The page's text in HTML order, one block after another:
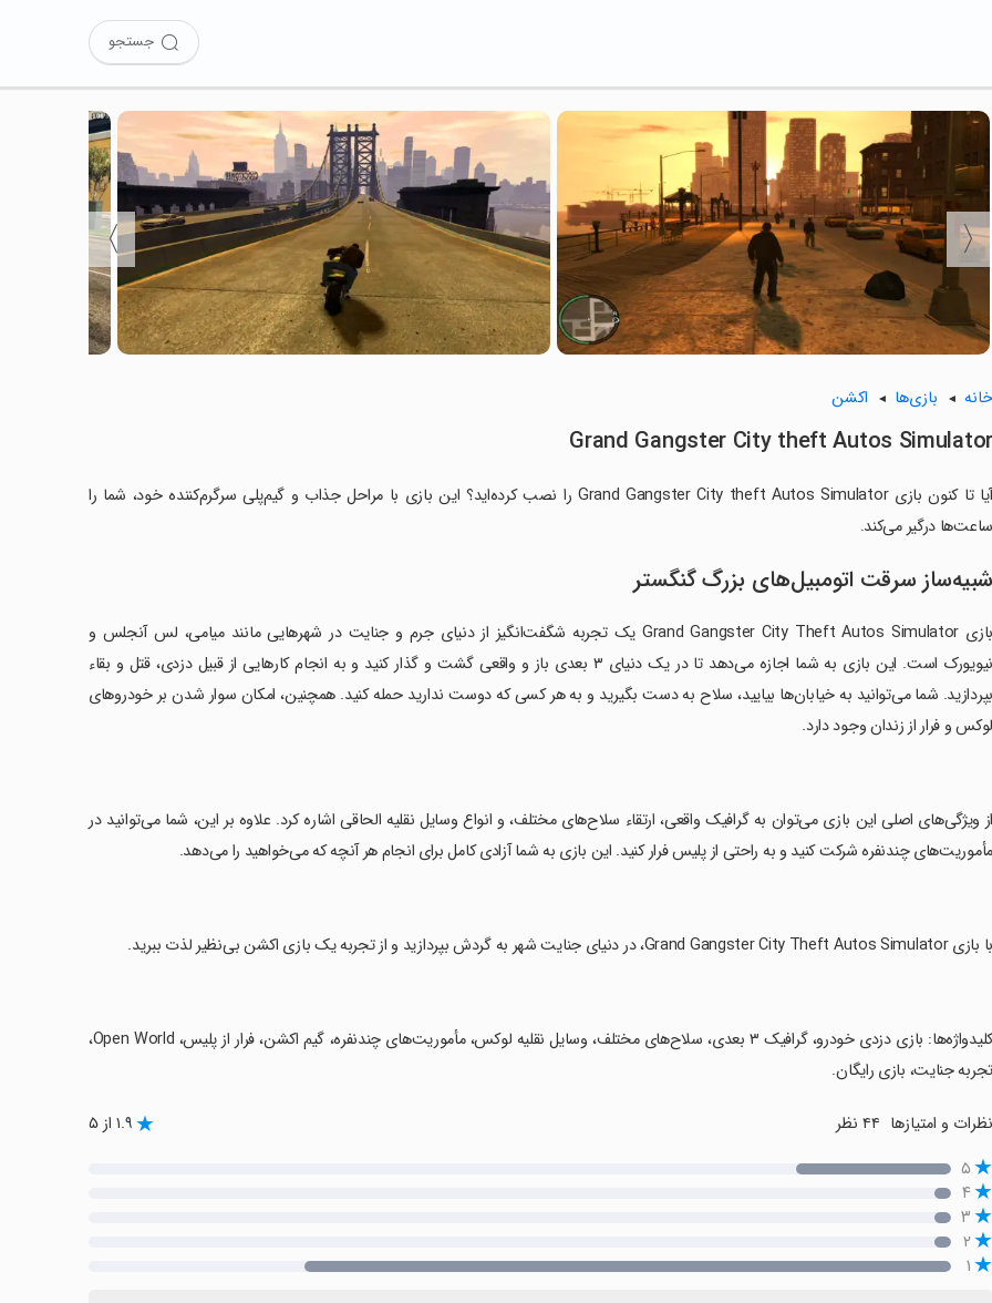
جستجو
〈
〉
خانه بازی‌ها اکشن
Grand Gangster City theft Autos Simulator
آیا تا کنون بازی Grand Gangster City theft Autos Simulator را نصب کرده‌اید؟ این بازی با مراحل جذاب و گیم‌پلی سرگرم‌کننده خود، شما را
ساعت‌ها درگیر می‌کند.
شبیه‌ساز سرقت اتومبیل‌های بزرگ گنگستر
بازی Grand Gangster City Theft Autos Simulator یک تجربه شگفت‌انگیز از دنیای جرم و جنایت در شهرهایی مانند میامی، لس آنجلس و
نیویورک است. این بازی به شما اجازه می‌دهد تا در یک دنیای ۳ بعدی باز و واقعی گشت و گذار کنید و به انجام کارهایی از قبیل دزدی، قتل و بقاء
بپردازید. شما می‌توانید به خیابان‌ها بیایید، سلاح به دست بگیرید و به هر کسی که دوست ندارید حمله کنید. همچنین، امکان سوار شدن بر خودروهای
لوکس و فرار از زندان وجود دارد.
‏از ویژگی‌های اصلی این بازی می‌توان به گرافیک واقعی، ارتقاء سلاح‌های مختلف، و انواع وسایل نقلیه الحاقی اشاره کرد. علاوه بر این، شما می‌توانید در
مأموریت‌های چندنفره شرکت کنید و به راحتی از پلیس فرار کنید. این بازی به شما آزادی کامل برای انجام هر آنچه که می‌خواهید را می‌دهد.
‏با بازی Grand Gangster City Theft Autos Simulator، در دنیای جنایت شهر به گردش بپردازید و از تجربه یک بازی اکشن بی‌نظیر لذت ببرید.
‏کلیدواژه‌ها: بازی دزدی خودرو، گرافیک ۳ بعدی، سلاح‌های مختلف، وسایل نقلیه لوکس، مأموریت‌های چندنفره، گیم اکشن، فرار از پلیس، Open World،
تجربه جنایت، بازی رایگان.
نظرات و امتیازها ۱.۹ از ۵
۵
۴
۳
۲
۱